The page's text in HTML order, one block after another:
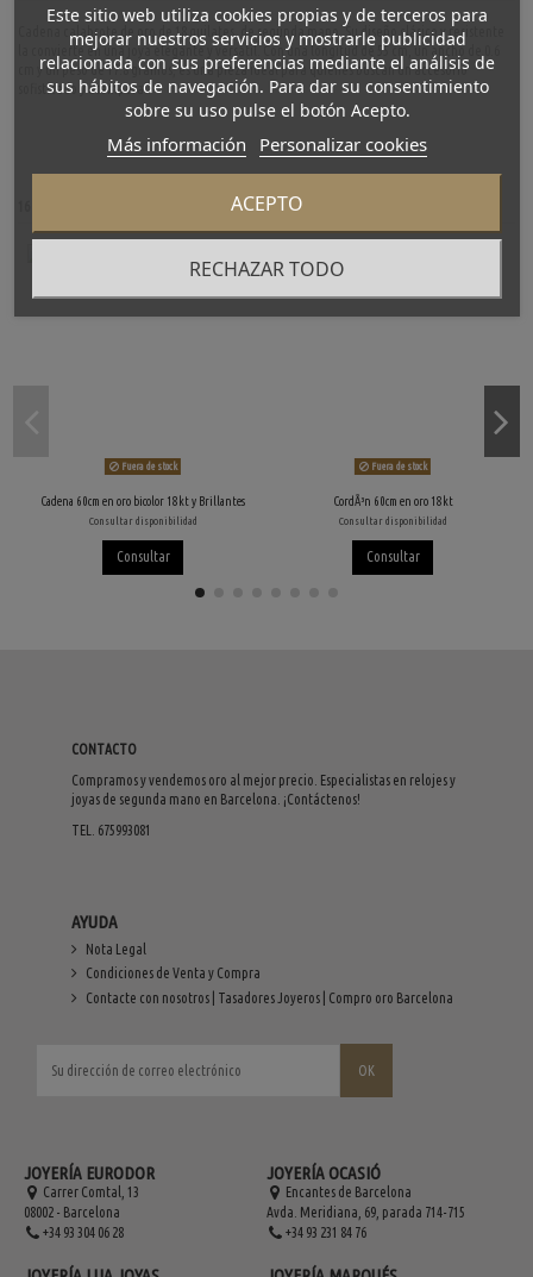
Cadena calabrote de oro de 18 quilates, de segunda mano. Su diseño clásico y resistente
la convierte en una joya elegante y versátil. Con una longitud de 55 cm, un ancho de 0.6
cm y un peso de 17.8 gramos, es una pieza ideal para quienes buscan un accesorio
sofisticado y atemporal.
16 otros productos en la misma categoría:
Fuera de stock
Cadena 60cm en oro bicolor 18kt y Brillantes
Consultar disponibilidad
Consultar
Fuera de stock
CordÃ³n 60cm en oro 18kt
Consultar disponibilidad
Consultar
CONTACTO
Compramos y vendemos oro al mejor precio. Especialistas en relojes y
joyas de segunda mano en Barcelona. ¡Contáctenos!
TEL. 675993081
AYUDA
Nota Legal
Condiciones de Venta y Compra
Contacte con nosotros | Tasadores Joyeros | Compro oro Barcelona
JOYERÍA EURODOR
Carrer Comtal, 13
08002 - Barcelona
+34 93 304 06 28
JOYERÍA OCASIÓ
Encantes de Barcelona
Avda. Meridiana, 69, parada 714-715
+34 93 231 84 76
Este sitio web utiliza cookies propias y de terceros para
mejorar nuestros servicios y mostrarle publicidad
relacionada con sus preferencias mediante el análisis de
sus hábitos de navegación. Para dar su consentimiento
sobre su uso pulse el botón Acepto.
Más información Personalizar cookies
RECHAZAR TODO
ACEPTO